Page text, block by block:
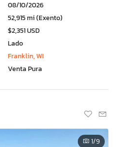
08/10/2026
52,915 mi (Exento)
$2,351 USD
Lado
Franklin, WI
Venta Pura
1/9